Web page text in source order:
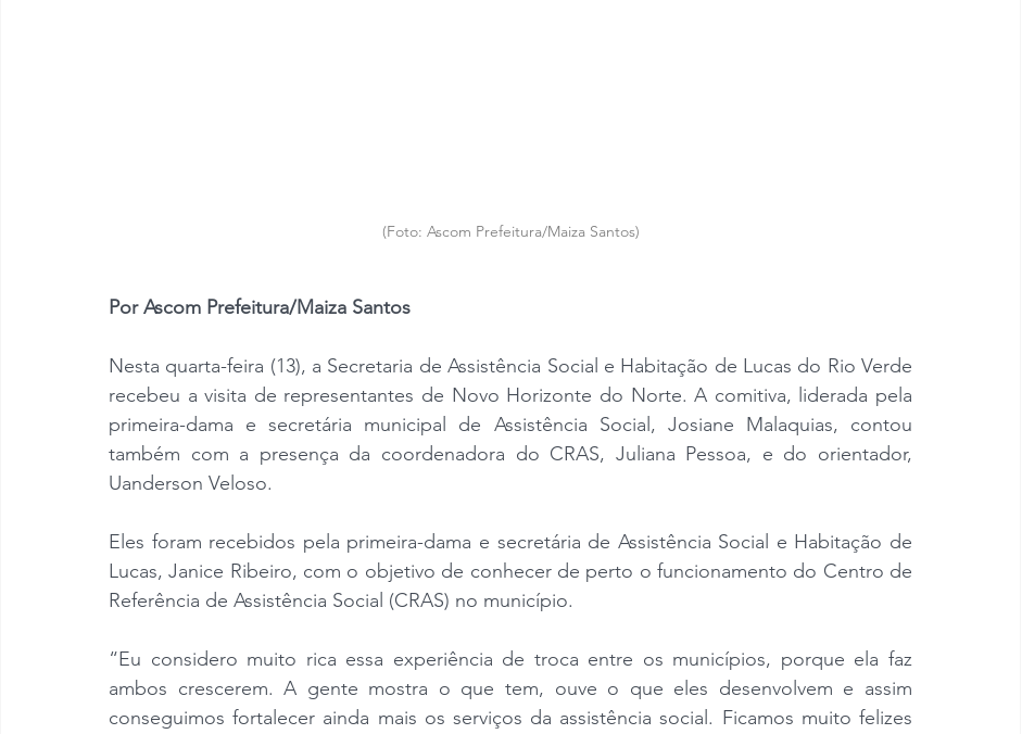
(Foto: Ascom Prefeitura/Maiza Santos)
Por Ascom Prefeitura/Maiza Santos
Nesta quarta-feira (13), a Secretaria de Assistência Social e Habitação de Lucas do Rio Verde
recebeu a visita de representantes de Novo Horizonte do Norte. A comitiva, liderada pela
primeira-dama e secretária municipal de Assistência Social, Josiane Malaquias, contou
também com a presença da coordenadora do CRAS, Juliana Pessoa, e do orientador,
Uanderson Veloso.
Eles foram recebidos pela primeira-dama e secretária de Assistência Social e Habitação de
Lucas, Janice Ribeiro, com o objetivo de conhecer de perto o funcionamento do Centro de
Referência de Assistência Social (CRAS) no município.
“Eu considero muito rica essa experiência de troca entre os municípios, porque ela faz
ambos crescerem. A gente mostra o que tem, ouve o que eles desenvolvem e assim
conseguimos fortalecer ainda mais os serviços da assistência social. Ficamos muito felizes